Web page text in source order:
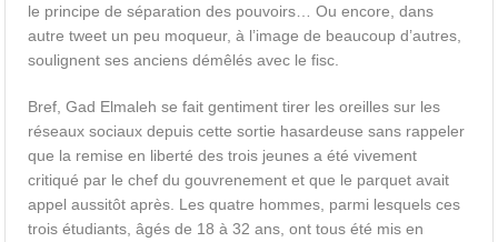
le principe de séparation des pouvoirs… Ou encore, dans
autre tweet un peu moqueur, à l’image de beaucoup d’autres,
soulignent ses anciens démêlés avec le fisc.
Bref, Gad Elmaleh se fait gentiment tirer les oreilles sur les
réseaux sociaux depuis cette sortie hasardeuse sans rappeler
que la remise en liberté des trois jeunes a été vivement
critiqué par le chef du gouvrenement et que le parquet avait
appel aussitôt après. Les quatre hommes, parmi lesquels ces
trois étudiants, âgés de 18 à 32 ans, ont tous été mis en